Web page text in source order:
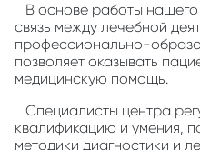
В основе работы
связь между лечебной
профессионально-
позволяет оказывать
медицинскую помощь.
Специалисты центра
квалификацию и умения,
методики диагностики и